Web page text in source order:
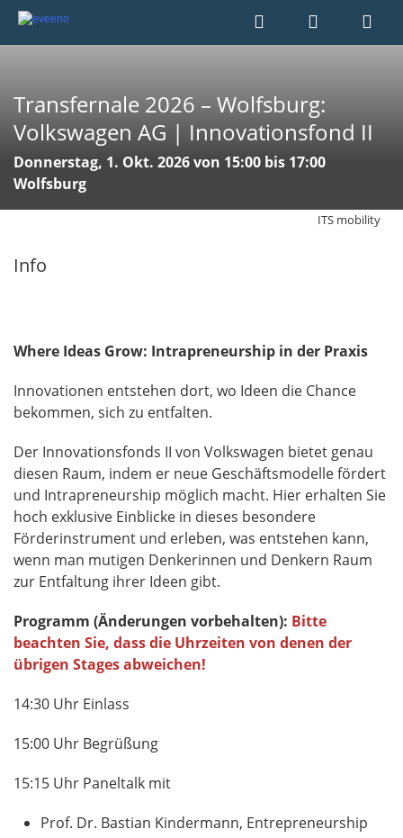
Transfernale 2026 – Wolfsburg:
Volkswagen AG | Innovationsfond II
Donnerstag, 1. Okt. 2026 von 15:00 bis 17:00
Wolfsburg
ITS mobility
Info
Where Ideas Grow: Intrapreneurship in der Praxis
Innovationen entstehen dort, wo Ideen die Chance
bekommen, sich zu entfalten.
Der Innovationsfonds II von Volkswagen bietet genau
diesen Raum, indem er neue Geschäftsmodelle fördert
und Intrapreneurship möglich macht. Hier erhalten Sie
hoch exklusive Einblicke in dieses besondere
Förderinstrument und erleben, was entstehen kann,
wenn man mutigen Denkerinnen und Denkern Raum
zur Entfaltung ihrer Ideen gibt.
Programm (Änderungen vorbehalten): Bitte
beachten Sie, dassdie Uhrzeiten von denen der
übrigen Stages abweichen!
14:30 Uhr Einlass
15:00 Uhr Begrüßung
15:15 Uhr Paneltalk mit
Prof. Dr. Bastian Kindermann, Entrepreneurship